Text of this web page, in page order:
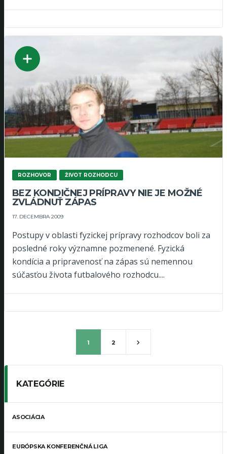
ROZHOVOR ŽIVOT ROZHODCU
BEZ KONDIČNEJ PRÍPRAVY NIE JE MOŽNÉ
ZVLÁDNUŤ ZÁPAS
17. DECEMBRA 2009
Postupy v oblasti fyzickej prípravy rozhodcov boli za
posledné roky významne pozmenené. Fyzická
kondícia a pripravenosť na zápas sú nemennou
súčasťou života futbalového rozhodcu....
1 2
KATEGÓRIE
ASOCIÁCIA
EURÓPSKA KONFERENČNÁ LIGA